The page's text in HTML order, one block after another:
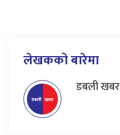
लेखकको बारेमा
डबली खबर